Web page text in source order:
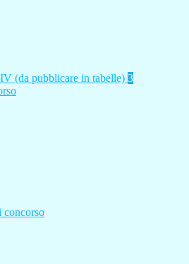
(da pubblicare in tabelle) 3
concorso